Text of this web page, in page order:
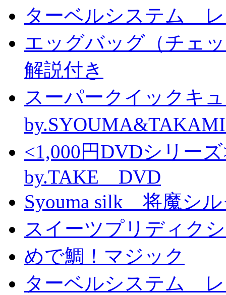
ターベルシステム
エッグバッグ（チェ
解説付き
スーパークイックキ
<1,000円DVDシリ
by.TAKE DVD
Syouma silk 将魔シ
スイーツプリディク
めで鯛！マジック
ターベルシステム